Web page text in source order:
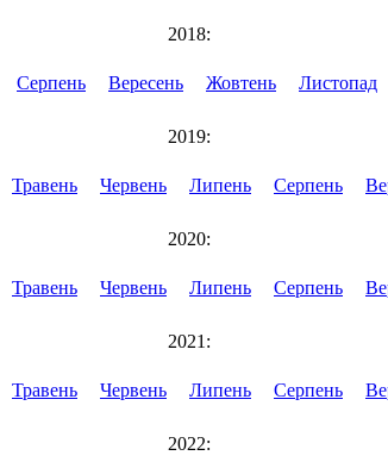
2018:
Серпень Вересень Жовтень Листопад
2019:
Травень Червень Липень Серпень
2020:
Травень Червень Липень Серпень
2021:
Травень Червень Липень Серпень
2022: